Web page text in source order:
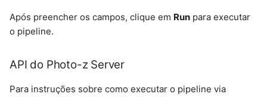
Após preencher os campos, clique em Run para executar
o pipeline.
API do Photo-z Server
Para instruções sobre como executar o pipeline via